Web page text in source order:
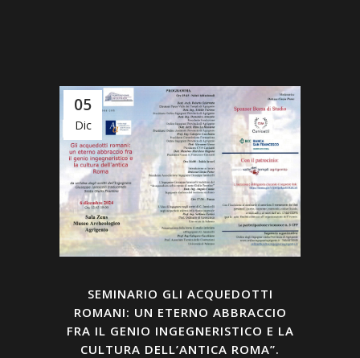
05
Dic
SEMINARIO GLI ACQUEDOTTI
ROMANI: UN ETERNO ABBRACCIO
FRA IL GENIO INGEGNERISTICO E LA
CULTURA DELL’ANTICA ROMA”.